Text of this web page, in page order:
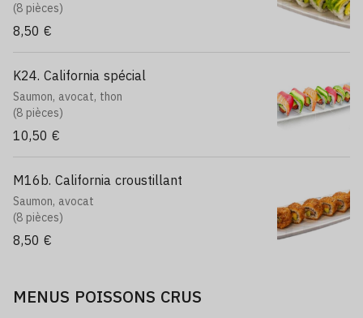
(8 pièces)
8,50 €
K24. California spécial
Saumon, avocat, thon
(8 pièces)
10,50 €
M16b. California croustillant
Saumon, avocat
(8 pièces)
8,50 €
MENUS POISSONS CRUS